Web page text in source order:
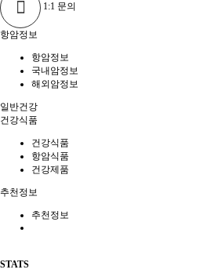
1:1 문의
항암정보
항암정보
국내암정보
해외암정보
일반건강
건강식품
건강식품
항암식품
건강제품
추천정보
추천정보
STATS